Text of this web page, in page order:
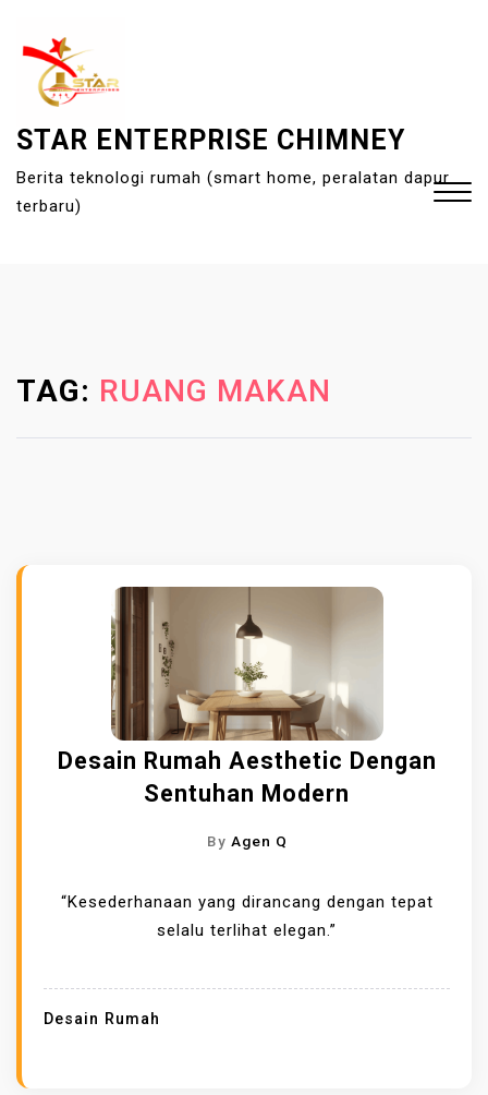
STAR ENTERPRISE CHIMNEY
Berita teknologi rumah (smart home, peralatan dapur
terbaru)
TAG: RUANG MAKAN
Desain Rumah Aesthetic Dengan
Sentuhan Modern
By Agen Q
“Kesederhanaan yang dirancang dengan tepat
selalu terlihat elegan.”
Desain Rumah